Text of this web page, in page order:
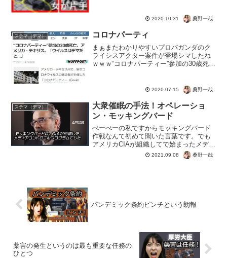
2020.10.31 桑野一哉
ステマ（デマ） コロナパーティ
まぁまたわかりやすいプロパガンダのク
ライシスアクター案件が登場シマしたね
ｗｗｗ“コロナパーティー”参加の30歳死
違っていた。この（新型コロナ）ウイル
2020.07.15 桑野一哉
ステマ（デマ）
大衆催眠の手法！オペレーショ
ン・モッキングバード
ぺーぺーの私ですからモッキングバード
作戦なんて初めて聞いた言葉です。でも
アメリカCIAが組織してで始まったメディ
アを使った情報操作プロジェクト。でも
フェイクコロナのおかげで、このような
2021.09.08 桑野一哉
パンデミック条約ピンチという朗報
薬害の発生というのは最も重要な任務の
ひとつ